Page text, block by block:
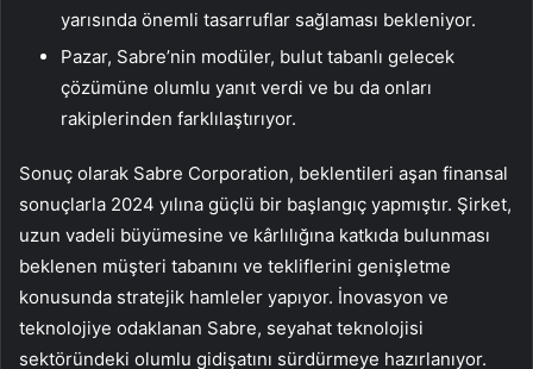
yarısında önemli tasarruflar sağlaması bekleniyor.
Pazar, Sabre’nin modüler, bulut tabanlı gelecek
çözümüne olumlu yanıt verdi ve bu da onları
rakiplerinden farklılaştırıyor.
Sonuç olarak Sabre Corporation, beklentileri aşan finansal
sonuçlarla 2024 yılına güçlü bir başlangıç yapmıştır. Şirket,
uzun vadeli büyümesine ve kârlılığına katkıda bulunması
beklenen müşteri tabanını ve tekliflerini genişletme
konusunda stratejik hamleler yapıyor. İnovasyon ve
teknolojiye odaklanan Sabre, seyahat teknolojisi
sektöründeki olumlu gidişatını sürdürmeye hazırlanıyor.